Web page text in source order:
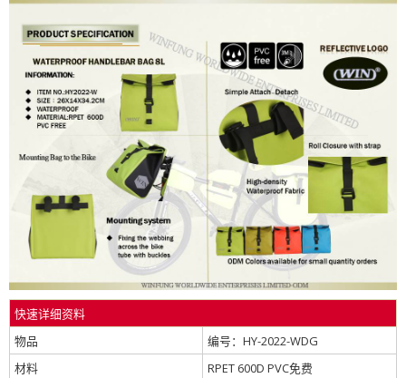
快速详细资料
物品
编号：HY-2022-WDG
材料
RPET 600D PVC免费